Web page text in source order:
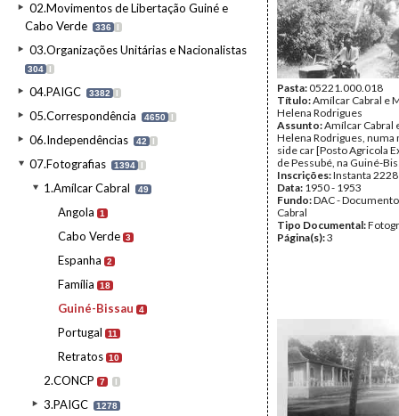
02.Movimentos de Libertação Guiné e
Cabo Verde
336 I
03.Organizações Unitárias e Nacionalistas
304 I
04.PAIGC 3382 I
05.Correspondência 4650 I
06.Independências 42 I
07.Fotografias 1394 I
1.Amílcar Cabral 49
Angola 1
Cabo Verde 3
Espanha 2
Família 18
Guiné-Bissau 4
Portugal 11
Retratos 10
2.CONCP 7 I
3.PAIGC 1278
Pasta:05221.000.018
Título:Amílcar Cabral e
Helena Rodrigues
Assunto:Amílcar Cabral
Helena Rodrigues, numa
side car [Posto Agricola
de Pessubé, na Guiné-
Inscrições:Instanta
Data: 1950 - 1953
Fundo:DAC -
Cabral
Tipo Documental:
Página(s):3